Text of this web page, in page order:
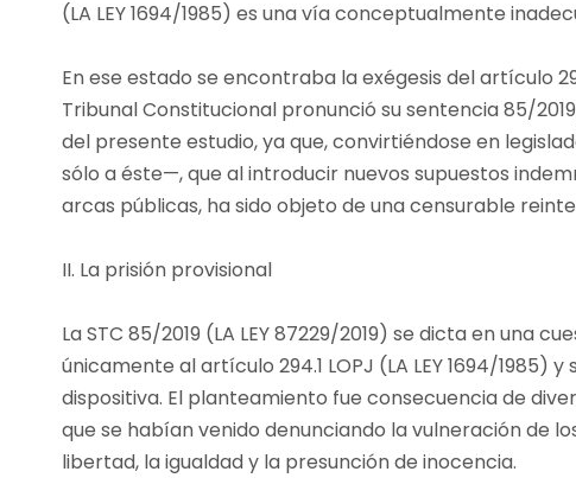
(LA LEY 1694/1985) es una vía conceptualmente
En ese estado se encontraba la exégesis del artículo
Tribunal Constitucional pronunció su sentencia 85/
del presente estudio, ya que, convirtiéndose en
sólo a éste—, que al introducir nuevos supuestos
arcas públicas, ha sido objeto de una censurable
II. La prisión provisional
La STC 85/2019 (LA LEY 87229/2019) se dicta en una
únicamente al artículo 294.1 LOPJ (LA LEY 1694/
dispositiva. El planteamiento fue consecuencia de
que se habían venido denunciando la vulneración de
libertad, la igualdad y la presunción de inocencia.